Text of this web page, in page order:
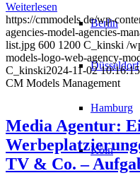
Berlin
Düsseldorf
Hamburg
Köln
Weiterlesen
https://cmmodels.de/wp-
agencies-model-agencies-
list.jpg 600 1200 C_kinski /
models-logo-web-agency-
C_kinski2024-11-02 10:16:15
CM Models Management
Media Agentur:
TV & Co. –